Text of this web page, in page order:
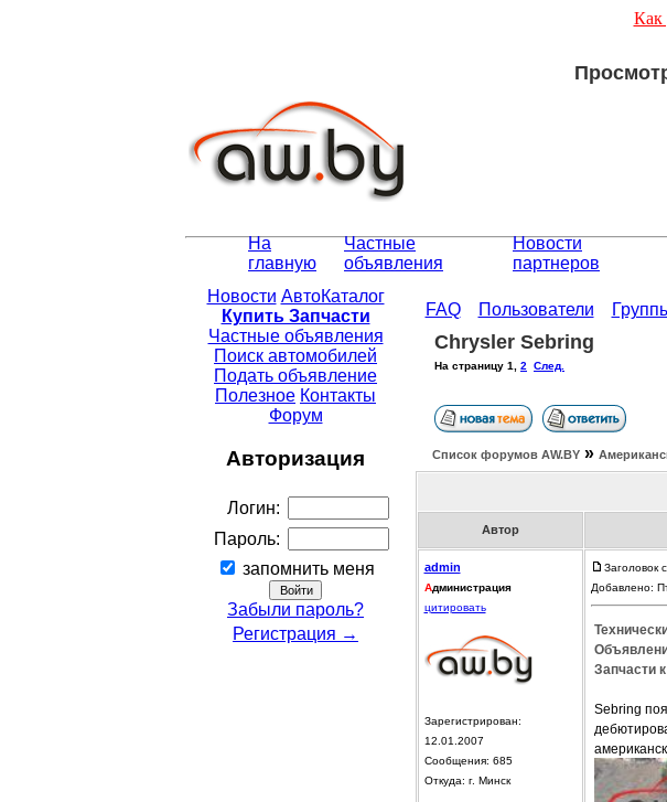
Как
На
главную
Частные
объявления
Новости
партнеров
Новости АвтоКаталог
Купить Запчасти
Частные объявления
Поиск автомобилей
Подать объявление
Полезное Контакты
Форум
Авторизация
Логин:
Пароль:
запомнить меня
Забыли пароль?
Регистрация →
FAQ Пользователи
Chrysler Sebring
На страницу 1 2 След.
Список форумов АW.BY»
Автор
admin
Администрация
цитировать
Зарегистрирован:
12.01.2007
Сообщения: 685
Откуда: г. Минск
Заголовок
Добавлено:
Запчасти
Sebring